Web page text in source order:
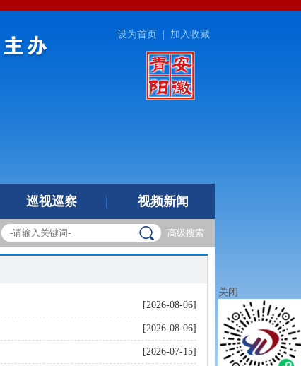
设为首页 加入收藏
巡视巡察 视频新闻
高级搜索
[2026-08-06]
[2026-08-06]
[2026-07-15]
关闭